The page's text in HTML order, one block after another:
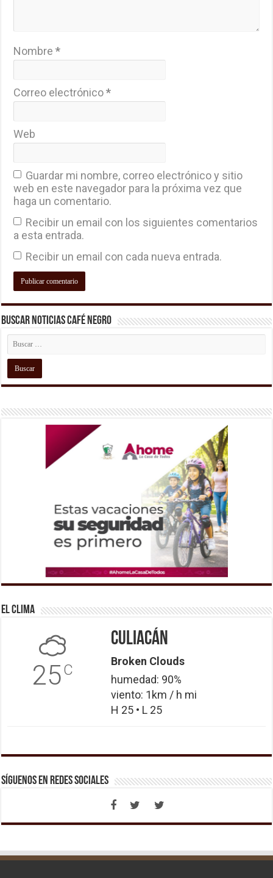
Nombre*
Correo electrónico*
Web
Guardar mi nombre, correo electrónico y sitio
web en este navegador para la próxima vez que
haga un comentario.
Recibir un email con los siguientes comentarios
a esta entrada.
Recibir un email con cada nueva entrada.
Buscar Noticias Café Negro
El Clima
25C
Culiacán
Broken Clouds
humedad: 90%
viento: 1km / h mi
H 25 • L 25
Síguenos en Redes Sociales